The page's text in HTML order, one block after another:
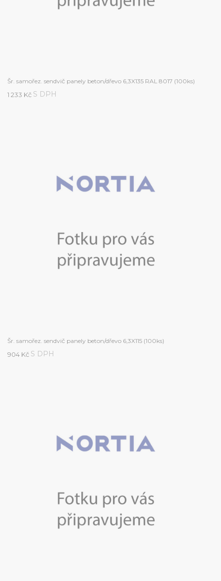
Šr. samořez. sendvič panely beton/dřevo 6,3X135 RAL 8017 (100ks)
1 233 Kč S DPH
Šr. samořez. sendvič panely beton/dřevo 6,3X115 (100ks)
904 Kč S DPH